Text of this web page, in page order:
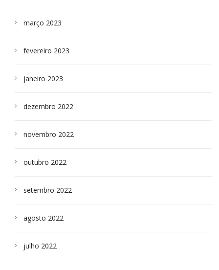
março 2023
fevereiro 2023
janeiro 2023
dezembro 2022
novembro 2022
outubro 2022
setembro 2022
agosto 2022
julho 2022